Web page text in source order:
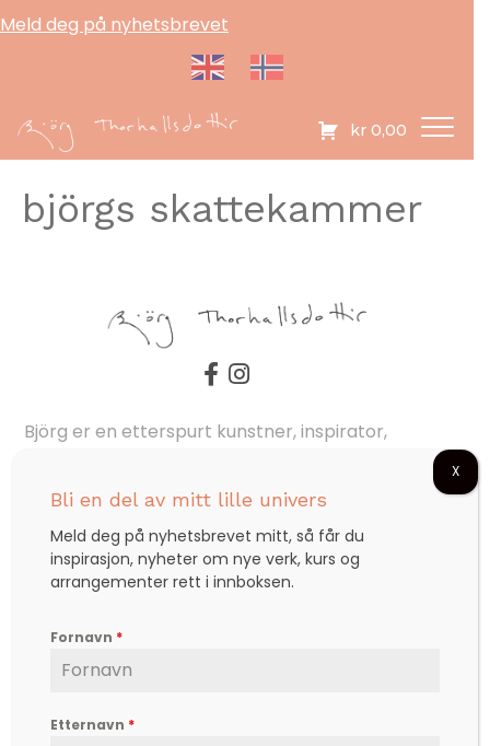
Meld deg på nyhetsbrevet
kr 0,00
björgs skattekammer
Björg er en etterspurt kunstner, inspirator,
hverdagsfilosofi, om livet, lykken, sorg, kjærlighet,
og ikke minst mot – til å leve det livet som vi
drømmer om.
Kontakt
post@bjoerg.no
Nettbutikk
Nyheter
Bli en del av mitt lille univers
Meld deg på nyhetsbrevet mitt, så får du
inspirasjon, nyheter om nye verk, kurs og
arrangementer rett i innboksen.
Fornavn *
Etternavn *
X